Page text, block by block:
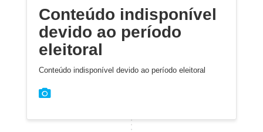
Conteúdo indisponível
devido ao período
eleitoral
Conteúdo indisponível devido ao período eleitoral